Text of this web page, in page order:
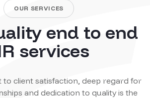
OUR SERVICES
end to end
services
client satisfaction, deep regard for
and dedication to quality is the